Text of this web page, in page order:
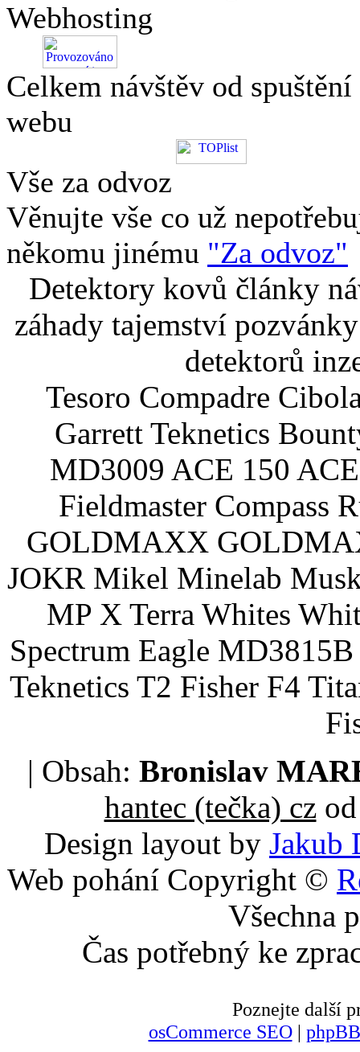
Webhosting
Celkem návštěv od spuštění
webu
Vše za odvoz
Věnujte vše co už
někomu jinému "Za odvoz"
Detektory kovů články
záhady tajemství
detektorů
Tesoro Compadre
Garrett Teknetics
MD3009 ACE 150
Fieldmaster Compass
GOLDMAXX
JOKR Mikel Minelab
MP X Terra Whites
Spectrum Eagle
Teknetics T2 Fisher F4
| Obsah: Bronislav
hantec (tečka) czod
Design layout by Jakub
Web pohání Copyright ©
Všechna
Čas potřebný ke
Poznejte další
osCommerce SEO|